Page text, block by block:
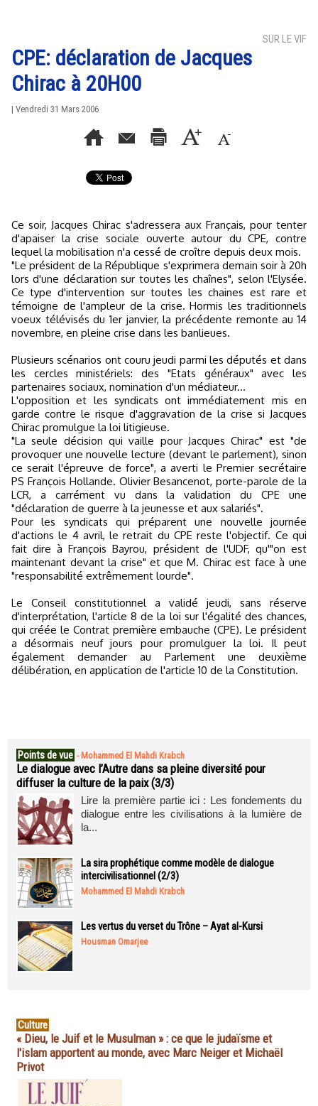
SUR LE VIF
CPE: déclaration de Jacques
Chirac à 20H00
| Vendredi 31 Mars 2006
Ce soir, Jacques Chirac s'adressera aux Français, pour tenter
d'apaiser la crise sociale ouverte autour du CPE, contre
lequel la mobilisation n'a cessé de croître depuis deux mois.
"Le président de la République s'exprimera demain soir à 20h
lors d'une déclaration sur toutes les chaînes", selon l'Elysée.
Ce type d'intervention sur toutes les chaines est rare et
témoigne de l'ampleur de la crise. Hormis les traditionnels
voeux télévisés du 1er janvier, la précédente remonte au 14
novembre, en pleine crise dans les banlieues.
Plusieurs scénarios ont couru jeudi parmi les députés et dans
les cercles ministériels: des "Etats généraux" avec les
partenaires sociaux, nomination d'un médiateur...
L'opposition et les syndicats ont immédiatement mis en
garde contre le risque d'aggravation de la crise si Jacques
Chirac promulgue la loi litigieuse.
"La seule décision qui vaille pour Jacques Chirac" est "de
provoquer une nouvelle lecture (devant le parlement), sinon
ce serait l'épreuve de force", a averti le Premier secrétaire
PS François Hollande. Olivier Besancenot, porte-parole de la
LCR, a carrément vu dans la validation du CPE une
"déclaration de guerre à la jeunesse et aux salariés".
Pour les syndicats qui préparent une nouvelle journée
d'actions le 4 avril, le retrait du CPE reste l'objectif. Ce qui
fait dire à François Bayrou, président de l'UDF, qu'"on est
maintenant devant la crise" et que M. Chirac est face à une
"responsabilité extrêmement lourde".
Le Conseil constitutionnel a validé jeudi, sans réserve
d'interprétation, l'article 8 de la loi sur l'égalité des chances,
qui créée le Contrat première embauche (CPE). Le président
a désormais neuf jours pour promulguer la loi. Il peut
également demander au Parlement une deuxième
délibération, en application de l'article 10 de la Constitution.
Points de vue - Mohammed El Mahdi Krabch
Le dialogue avec l’Autre dans sa pleine diversité pour
diffuser la culture de la paix (3/3)
Lire la première partie ici : Les fondements du
dialogue entre les civilisations à la lumière de
la...
La sira prophétique comme modèle de dialogue
intercivilisationnel (2/3)
Mohammed El Mahdi Krabch
Les vertus du verset du Trône – Ayat al-Kursi
Housman Omarjee
Culture
« Dieu, le Juif et le Musulman » : ce que le judaïsme et
l'islam apportent au monde, avec Marc Neiger et Michaël
Privot